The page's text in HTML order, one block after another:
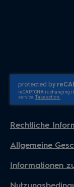
Rechtliche
Allgemeine
Informationen